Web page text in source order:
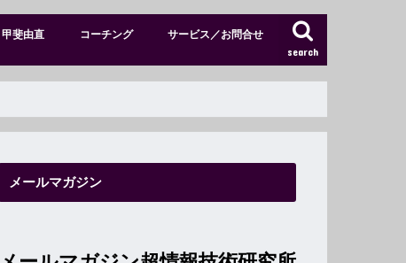
search
甲斐由直 コーチング
特別メンバーサイト
ショップ
サービス／お問合せ
メールマガジン